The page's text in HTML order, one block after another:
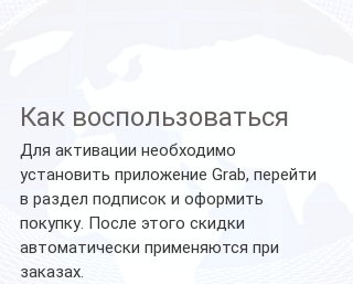
Как воспользоваться
Для активации необходимо
установить приложение Grab, перейти
в раздел подписок и оформить
покупку. После этого скидки
автоматически применяются при
заказах.